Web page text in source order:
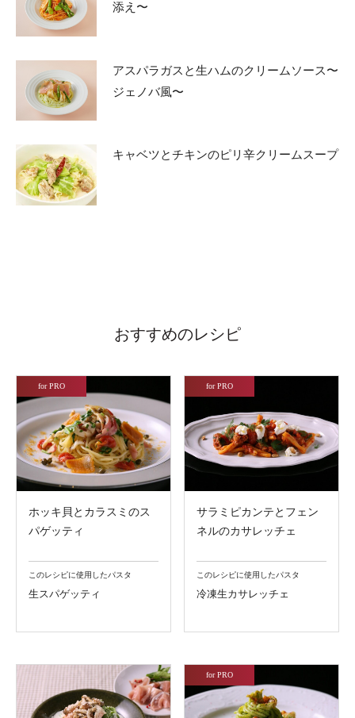
添え〜
アスパラガスと生ハムのクリームソース〜
ジェノバ風〜
キャベツとチキンのピリ辛クリームスープ
おすすめのレシピ
for PRO
ホッキ貝とカラスミのス
パゲッティ
このレシピに使用したパスタ
生スパゲッティ
for PRO
サラミピカンテとフェン
ネルのカサレッチェ
このレシピに使用したパスタ
冷凍生カサレッチェ
for PRO